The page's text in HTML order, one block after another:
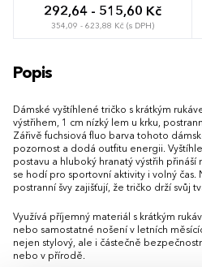
292,64 - 515,60 Kč
354,09 - 623,88 Kč (s DPH)
XS
Popis
Dámské vyštíhlené tričko s krátkým
výstřihem, 1 cm nízký lem u krku,
Zářivě fuchsiová fluo barva tohoto
pozornost a dodá outfitu energii.
postavu a hluboký hranatý výstřih
se hodí pro sportovní aktivity i volný čas.
postranní švy zajišťují, že tričko drží svůj
Využívá příjemný materiál s krátkým
nebo samostatné nošení v letních
nejen stylový, ale i částečně
nebo v přírodě.